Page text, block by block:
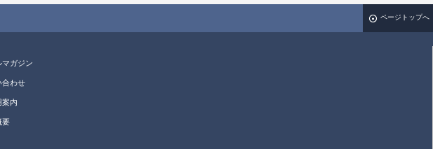
ページトップへ
マガジン
合わせ
案内
要